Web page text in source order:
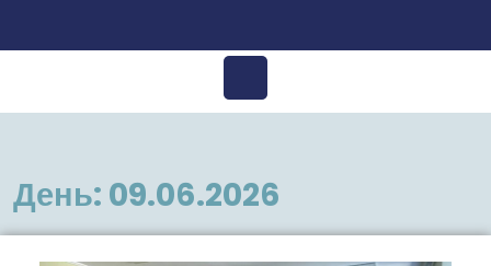
Відкрити
меню
День: 09.06.2026